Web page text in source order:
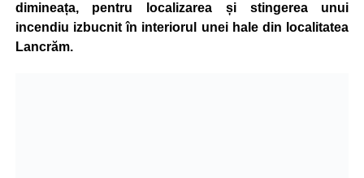
dimineața, pentru localizarea și stingerea unui
incendiu izbucnit în interiorul unei hale din localitatea
Lancrăm.